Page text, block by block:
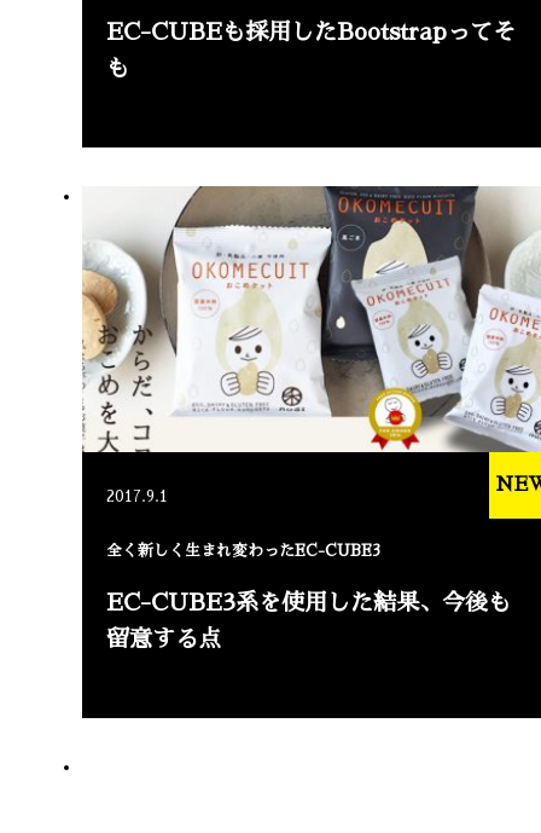
EC-CUBEも採用したBootstrapってそ
も
2017.9.1
全く新しく生まれ変わったEC-CUBE3
EC-CUBE3系を使用した結果、今後も
留意する点